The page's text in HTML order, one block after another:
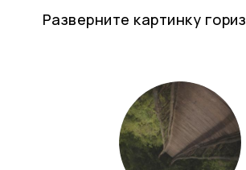
Разверните картинку